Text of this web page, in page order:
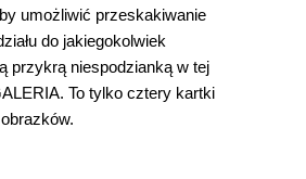
umożliwić przeskakiwanie
do jakiegokolwiek
przykrą niespodzianką w tej
To tylko cztery kartki